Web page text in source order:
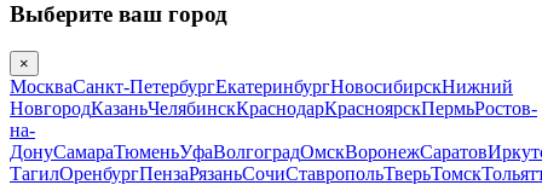
Выберите ваш город
×
МоскваСанкт-ПетербургЕкатеринбургНовосибирскНижний
НовгородКазаньЧелябинскКраснодарКрасноярскПермьРостов-
на-
ДонуСамараТюменьУфаВолгоградОмскВоронежСаратов
ТагилОренбургПензаРязаньСочиСтавропольТверьТомск